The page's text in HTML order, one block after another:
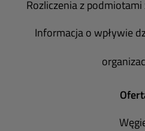
Rozliczenia z
Informacja o wpływie